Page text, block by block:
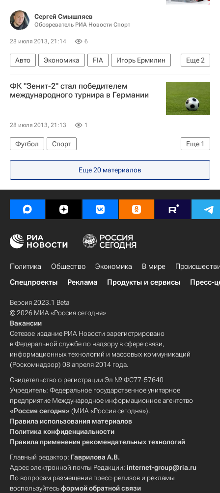
Сергей Смышляев
Обозреватель РИА Новости Спорт
28 июля 2013, 21:14 6
Еще2
Авто Экономика FIA
Игорь Ермилин
Формула-1
Сергей Сироткин
ФК "Зенит-2" стал победителем
международного турнира в Германии
28 июля 2013, 21:13 1
Еще 1
Футбол
Спорт
Мультимедийный спортивный пакет
Еще 20 материалов
Политика Общество Экономика В мире
Спецпроекты
Реклама Продукты и сервисы Пресс-
Версия 2023.1 Beta
© 2026 МИА «Россия сегодня»
Вакансии
Сетевое издание РИА Новости зарегистрировано
в Федеральной службе по надзору в сфере связи,
информационных технологий и массовых коммуникаций
(Роскомнадзор) 08 апреля 2014 года.
Свидетельство о регистрации Эл № ФС77-57640
Учредитель: Федеральное государственное унитарное
предприятие Международное информационное агентство
«Россия сегодня» (МИА «Россия сегодня»).
Правила использования материалов
Политика конфиденциальности
Правила применения рекомендательных технологий
Главный редактор: Гаврилова А.В.
Адрес электронной почты Редакции: internet-group@ria.ru
По вопросам размещения пресс-релизов и рекламы
воспользуйтесьформой обратной связи